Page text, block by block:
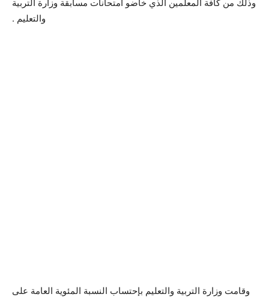
وذلك من كافة المعلمين الذي خاضو امتحانات مسابقة وزارة التربية
والتعليم .
وقامت وزارة التربية والتعليم بإحتساب النسبة المئوية العامة على